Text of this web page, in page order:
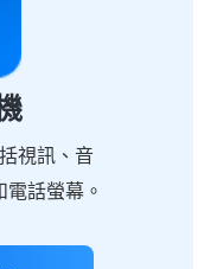
視訊、音
話螢幕。